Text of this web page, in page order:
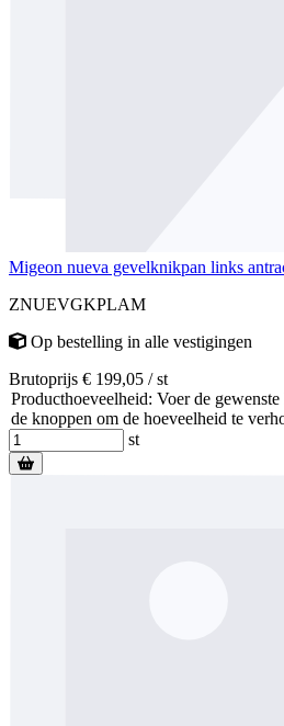
Migeon nueva gevelknikpan links
ZNUEVGKPLAM
Op bestelling in alle vestigingen
Brutoprijs € 199,05 / st
Producthoeveelheid: Voer de
de knoppen om de hoeveelheid te
st